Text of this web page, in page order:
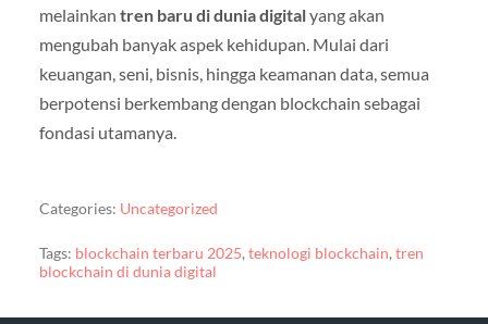
melainkan tren baru di dunia digitalyang akan
mengubah banyak aspek kehidupan. Mulai dari
keuangan, seni, bisnis, hingga keamanan data, semua
berpotensi berkembang dengan blockchain sebagai
fondasi utamanya.
Categories: Uncategorized
Tags: blockchain terbaru 2025, teknologi blockchain, tren
blockchain di dunia digital